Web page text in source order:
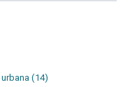
(14)